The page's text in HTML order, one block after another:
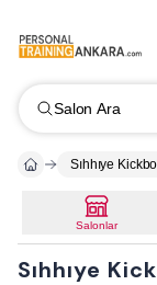
Salon Ara
Sıhhıye
Salonlar
Sıhhıye